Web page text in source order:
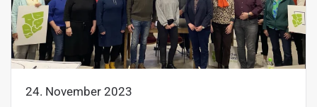
24. November 2023